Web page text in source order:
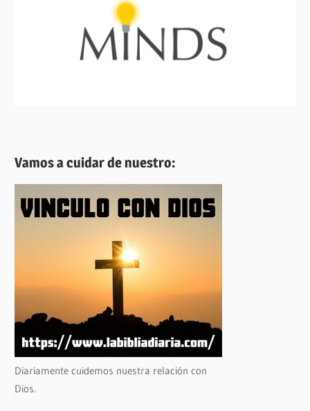
Vamos a cuidar de nuestro:
Diariamente cuidemos nuestra relación con
Dios.